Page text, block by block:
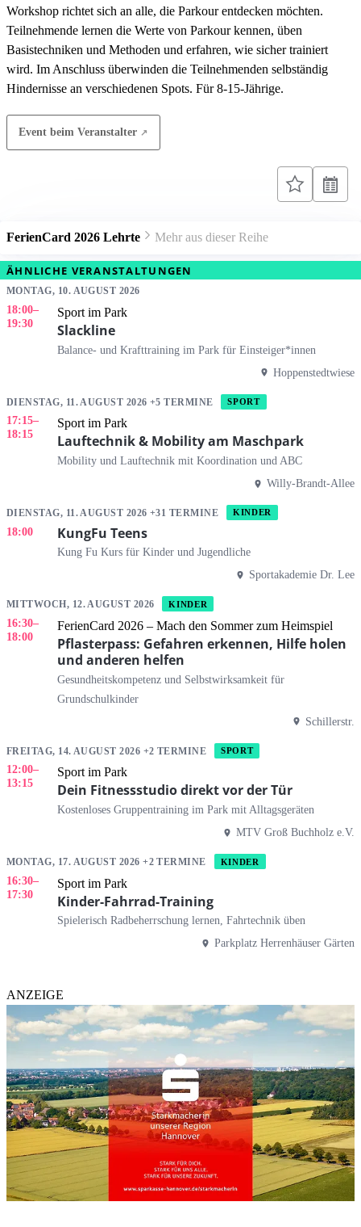
Workshop richtet sich an alle, die Parkour entdecken möchten.
Teilnehmende lernen die Werte von Parkour kennen, üben
Basistechniken und Methoden und erfahren, wie sicher trainiert
wird. Im Anschluss überwinden die Teilnehmenden selbständig
Hindernisse an verschiedenen Spots. Für 8-15-Jährige.
Event beim Veranstalter
FerienCard 2026 Lehrte Mehr aus dieser Reihe
ÄHNLICHE VERANSTALTUNGEN
MONTAG, 10. AUGUST 2026
18:00–
19:30
Sport im Park
Slackline
Balance- und Krafttraining im Park für Einsteiger*innen
Hoppenstedtwiese
DIENSTAG, 11. AUGUST 2026 +5 TERMINE SPORT
17:15–
18:15
Sport im Park
Lauftechnik & Mobility am Maschpark
Mobility und Lauftechnik mit Koordination und ABC
Willy-Brandt-Allee
DIENSTAG, 11. AUGUST 2026 +31 TERMINE KINDER
18:00 KungFu Teens
Kung Fu Kurs für Kinder und Jugendliche
Sportakademie Dr. Lee
MITTWOCH, 12. AUGUST 2026 KINDER
16:30–
18:00
FerienCard 2026 – Mach den Sommer zum Heimspiel
Pflasterpass: Gefahren erkennen, Hilfe holen
und anderen helfen
Gesundheitskompetenz und Selbstwirksamkeit für
Grundschulkinder
Schillerstr.
FREITAG, 14. AUGUST 2026 +2 TERMINE SPORT
12:00–
13:15
Sport im Park
Dein Fitnessstudio direkt vor der Tür
Kostenloses Gruppentraining im Park mit Alltagsgeräten
MTV Groß Buchholz e.V.
MONTAG, 17. AUGUST 2026 +2 TERMINE KINDER
16:30–
17:30
Sport im Park
Kinder-Fahrrad-Training
Spielerisch Radbeherrschung lernen, Fahrtechnik üben
Parkplatz Herrenhäuser Gärten
ANZEIGE